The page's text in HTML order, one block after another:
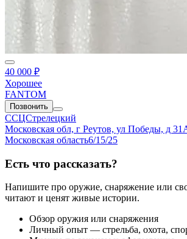
40 000 ₽
Хорошее
FANTOM
Позвонить
ССЦСтрелецкий
Московская обл, г Реутов, ул Победы, д
Московская область6/15/25
Есть что рассказать?
Напишите про оружие, снаряжение или
читают и ценят живые истории.
Обзор оружия или снаряжения
Личный опыт — стрельба, охота,